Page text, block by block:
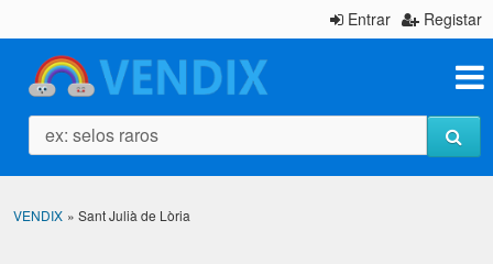
Entrar Registar
ex: selos raros
VENDIX » Sant Julià de Lòria